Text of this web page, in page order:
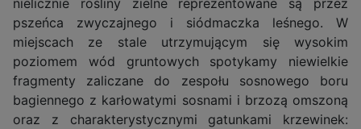
nielicznie rośliny zielne reprezentowane są przez
pszeńca zwyczajnego i siódmaczka leśnego. W
miejscach ze stale utrzymującym się wysokim
poziomem wód gruntowych spotykamy niewielkie
fragmenty zaliczane do zespołu sosnowego boru
bagiennego z karłowatymi sosnami i brzozą omszoną
oraz z charakterystycznymi gatunkami krzewinek: